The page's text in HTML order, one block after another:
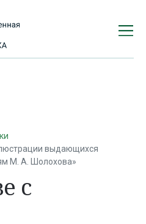
выдающихся
М. А. Шолохова»
с